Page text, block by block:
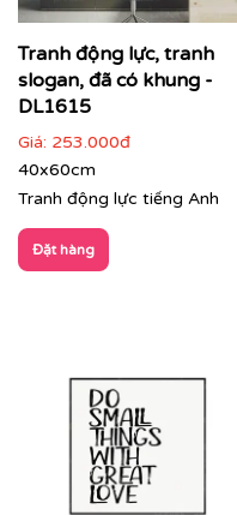
Cận cảnh tranh
Tranh Văn Phòng:Đa
giản đến nghệ thuật
không gian làm việc
mẽ với đối tác, khách
những giờ làm việc
Tranh động lực, tranh
slogan, đã có khung -
DL1615
Giá: 253.000đ
40x60cm
Tranh động lực tiếng Anh
Đặt hàng